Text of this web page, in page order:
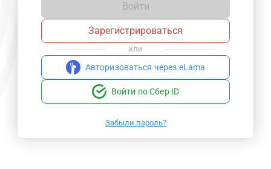
Войти
Зарегистрироваться
или
Авторизоваться через eLama
Войти по Сбер ID
Забыли пароль?